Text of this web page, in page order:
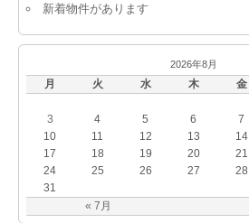
新着物件があります
2026年8月
月 火 水 木 金
« 7月
3
4 5 6 7
10
11 12 13 14
17
18 19 20 21
24
25 26 27 28
31